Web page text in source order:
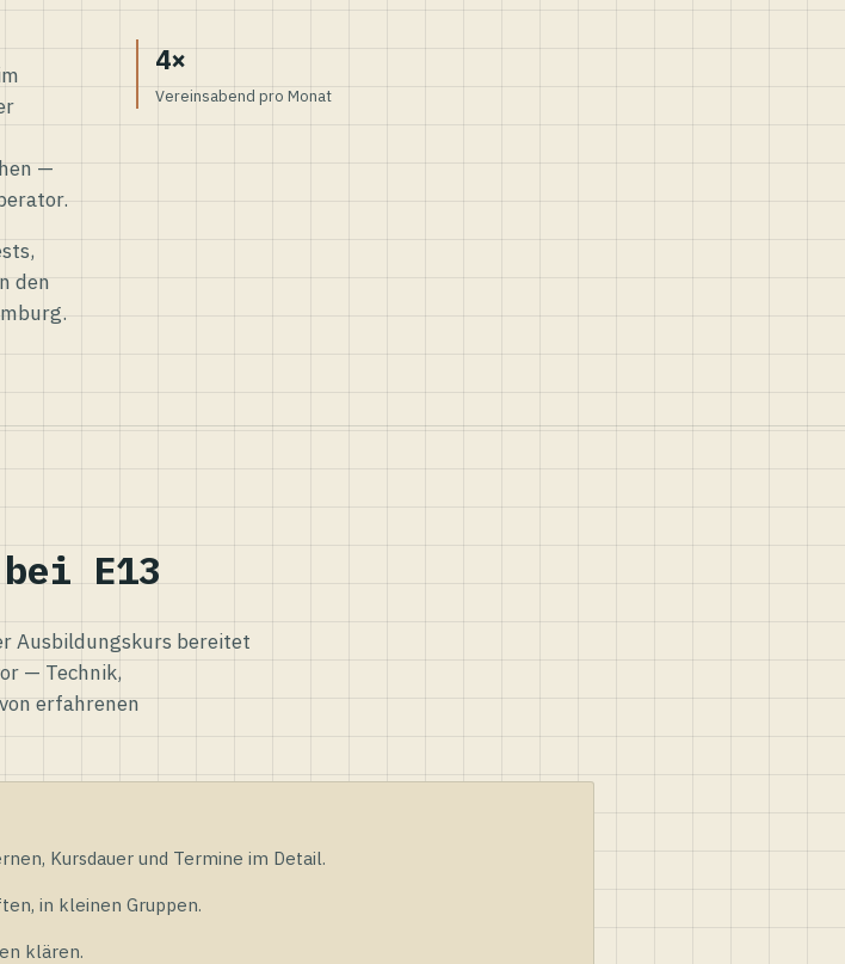
—
den
4×
Vereinsabend pro Monat
E13
Ausbildungskurs bereitet
— Technik,
erfahrenen
Kursdauer und Termine im Detail.
in kleinen Gruppen.
klären.